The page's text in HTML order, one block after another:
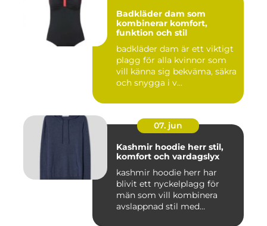
Badkläder dam som
kombinerar komfort,
funktion och stil
badkläder dam är ett viktigt
plagg för alla kvinnor som
vill känna sig bekväma, säkra
och snygga i v...
07. jun
Kashmir hoodie herr stil,
komfort och vardagslyx
kashmir hoodie herr har
blivit ett nyckelplagg för
män som vill kombinera
avslappnad stil med